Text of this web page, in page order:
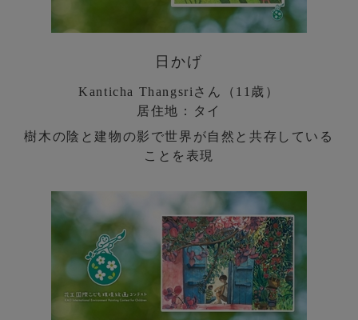
日かげ
Kanticha Thangsriさん（11歳）
居住地：タイ
樹木の陰と建物の影で世界が自然と共存している
ことを表現